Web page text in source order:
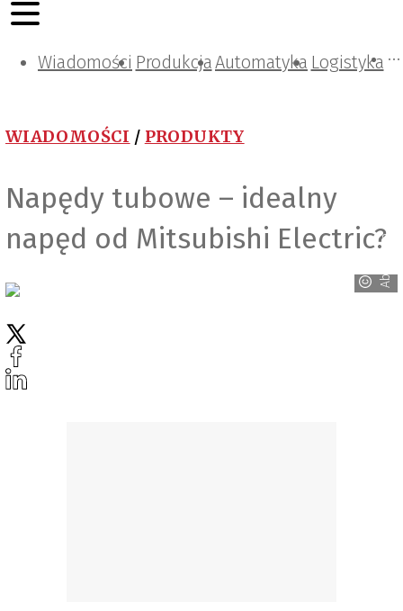
Wiadomości ProdukcjaAutomatyka Logistyka
Projektowanie i konstrukcje
Zarządzanie i IT
Tematy specjalne
WIADOMOŚCI / PRODUKTY
Napędy tubowe – idealny
napęd od Mitsubishi Electric?Abplanalp